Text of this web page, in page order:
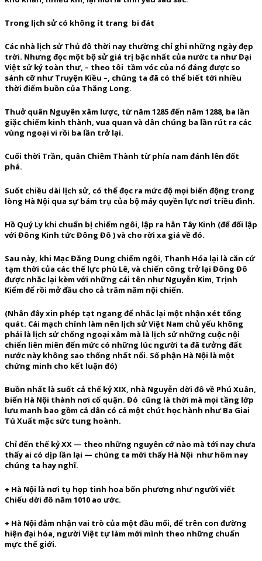
Trong lịch sử có không ít trang bi đát
Các nhà lịch sử Thủ đô thời nay thường chỉ ghi những ngày đẹp
trời. Nhưng đọc một bộ sử giá trị bậc nhất của nước ta như Đại
Việt sử ký toàn thư, – theo tôi tầm vóc của nó đáng được so
sánh cỡ như Truyện Kiều –, chúng ta đã có thể biết tới nhiều
thời điểm buồn của Thăng Long.
Thuở quân Nguyên xâm lược, từ năm 1285 đến năm 1288, ba lần
giặc chiếm kinh thành, vua quan và dân chúng ba lần rút ra các
vùng ngoại vi rồi ba lần trở lại.
Cuối thời Trần, quân Chiêm Thành từ phía nam đánh lên đốt
phá.
Suốt chiều dài lịch sử, có thể đọc ra mức độ mọi biến động trong
lòng Hà Nội qua sự bám trụ của bộ máy quyền lực nơi triều đình.
Hồ Quý Ly khi chuẩn bị chiếm ngôi, lập ra hẳn Tây Kinh (để đối lập
với Đông Kinh tức Đông Đô ) và cho rời xa giá về đó.
Sau này, khi Mạc Đăng Dung chiếm ngôi, Thanh Hóa lại là căn cứ
tạm thời của các thế lực phù Lê, và chiến công trở lại Đông Đô
được nhắc lại kèm với những cái tên như Nguyễn Kim, Trịnh
Kiểm để rồi mở đầu cho cả trăm năm nội chiến.
(Nhân đây xin phép tạt ngang để nhắc lại một nhận xét tổng
quát. Cái mạch chính làm nên lịch sử Việt Nam chủ yếu không
phải là lịch sử chống ngoại xâm mà là lịch sử những cuộc nội
chiến liên miên đến mức có những lúc người ta đã tưởng đất
nước này không sao thống nhất nổi. Số phận Hà Nội là một
chứng minh cho kết luận đó)
Buồn nhất là suốt cả thế kỷ XIX, nhà Nguyễn dời đô về Phú Xuân,
biến Hà Nội thành nơi cố quận. Đó cũng là thời mà mọi tầng lớp
lưu manh bao gồm cả dân có cả một chút học hành như Ba Giai
Tú Xuất mặc sức tung hoành.
Chỉ đến thế kỷ XX — theo những nguyên cớ nào mà tới nay chưa
thấy ai có dịp lần lại — chúng ta mới thấy Hà Nội như hôm nay
chúng ta hay nghĩ.
+ Hà Nội là nơi tụ họp tinh hoa bốn phương như người viết
Chiếu dời đô năm 1010 ao ước.
+ Hà Nội đảm nhận vai trò của một đầu mối, để trên con đường
hiện đại hóa, người Việt tự làm mới mình theo những chuẩn
mực thế giới.